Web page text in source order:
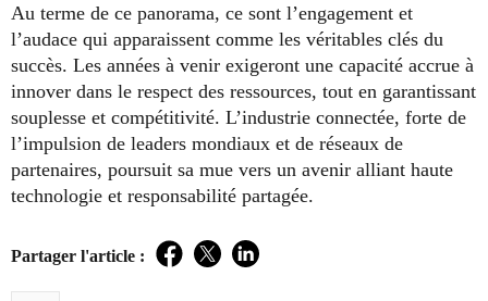
Au terme de ce panorama, ce sont l’engagement et
l’audace qui apparaissent comme les véritables clés du
succès. Les années à venir exigeront une capacité accrue à
innover dans le respect des ressources, tout en garantissant
souplesse et compétitivité. L’industrie connectée, forte de
l’impulsion de leaders mondiaux et de réseaux de
partenaires, poursuit sa mue vers un avenir alliant haute
technologie et responsabilité partagée.
Partager l'article : Facebook
TwitterLinkedIn